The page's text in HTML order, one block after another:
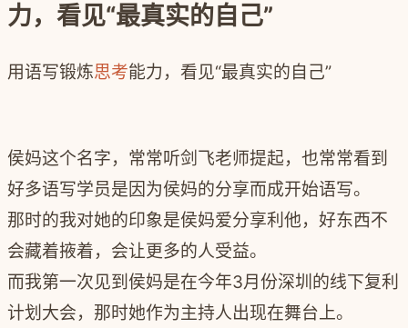
力，看见“最真实的自己”
用语写锻炼思考能力，看见“最真实的自己”
侯妈这个名字，常常听剑飞老师提起，也常常看到
好多语写学员是因为侯妈的分享而成开始语写。
那时的我对她的印象是侯妈爱分享利他，好东西不
会藏着掖着，会让更多的人受益。
而我第一次见到侯妈是在今年3月份深圳的线下复利
计划大会，那时她作为主持人出现在舞台上。